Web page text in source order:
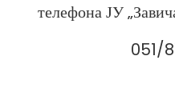
телефона ЈУ
051/